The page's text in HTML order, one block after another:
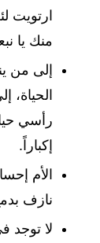
ارتويت
منك يا
إلى من
رأسي
إكباراً.
الأم
نازف
لا توجد